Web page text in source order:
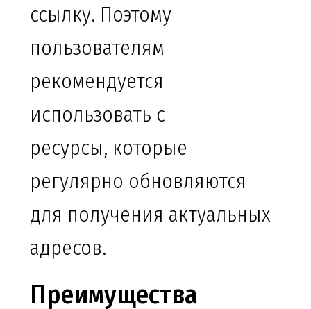
ссылку. Поэтому
пользователям
рекомендуется
использовать с
ресурсы, которые
регулярно обновляются
для получения актуальных
адресов.
Преимущества